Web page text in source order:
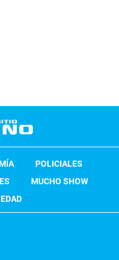
POLICIALES
MUCHO SHOW